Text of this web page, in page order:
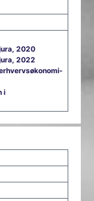
2020
2022
i